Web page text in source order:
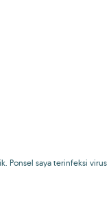
Ponsel saya terinfeksi